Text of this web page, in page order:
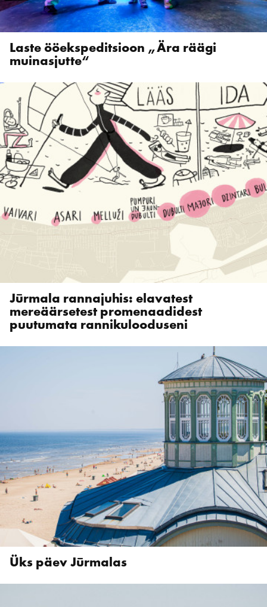
Laste ööekspeditsioon „Ära räägi
muinasjutte“
Jūrmala rannajuhis: elavatest
mereäärsetest promenaadidest
puutumata rannikulooduseni
Üks päev Jūrmalas